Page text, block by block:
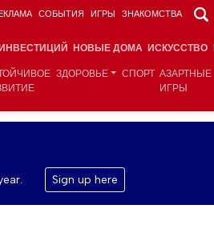
СОБЫТИЯ ИГРЫ ЗНАКОМСТВА
НОВЫЕ ДОМА ИСКУССТВО
ЗДОРОВЬЕ СПОРТ АЗАРТНЫЕ
ИГРЫ
Sign up here